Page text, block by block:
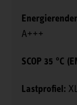
A+++
SCOP 35 °C
Lastprofiel: XL